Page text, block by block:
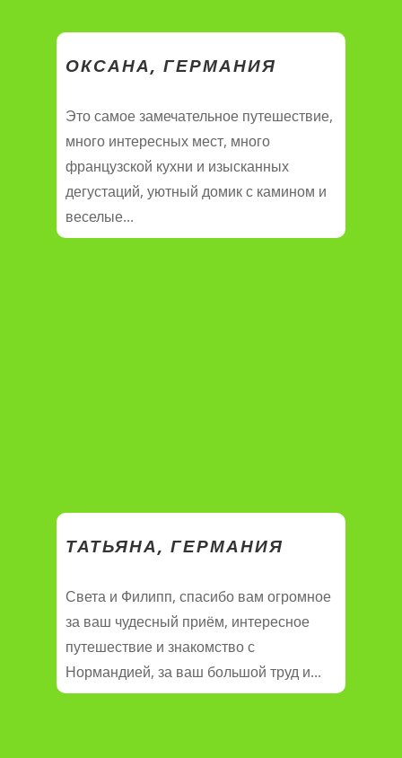
ОКСАНА, ГЕРМАНИЯ
Это самое замечательное путешествие,
много интересных мест, много
французской кухни и изысканных
дегустаций, уютный домик с камином и
веселые...
ТАТЬЯНА, ГЕРМАНИЯ
Света и Филипп, спасибо вам огромное
за ваш чудесный приём, интересное
путешествие и знакомство с
Нормандией, за ваш большой труд и...